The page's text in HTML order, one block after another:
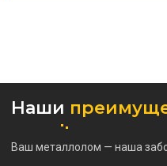
Наши
Ваш металлолом — наша